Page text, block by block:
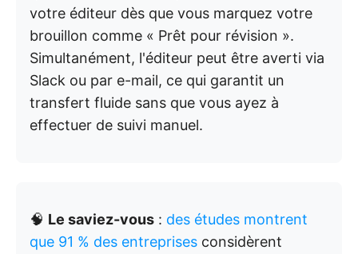
votre éditeur dès que vous marquez votre
brouillon comme « Prêt pour révision ».
Simultanément, l'éditeur peut être averti via
Slack ou par e-mail, ce qui garantit un
transfert fluide sans que vous ayez à
effectuer de suivi manuel.
🧠 Le saviez-vous : des études montrent
que 91 % des entreprises considèrent